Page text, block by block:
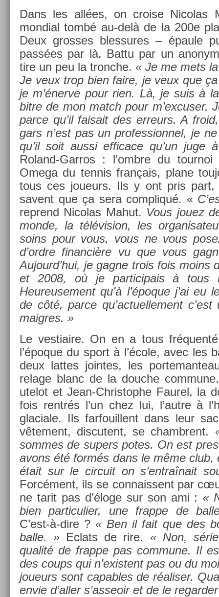
Dans les allées, on cro­ise Nicolas
mon­di­al tombé au-delà de la 200e
Deux gros­ses bles­sures – épaule
passées par là. Battu par un
tire un peu la tronche. « Je me mets
Je veux trop bien faire, je veux que
je m’énerve pour rien. Là, je suis à
bitre de mon match pour m’ex­cus­er.
parce qu’il faisait des er­reurs. A
gars n’est pas un pro­fes­sion­nel, je
qu’il soit aussi ef­ficace qu’un juge
Roland-Garros : l’ombre du
Omega du ten­nis français, plane
tous ces joueurs. Ils y ont pris part,
savent que ça sera com­pliqué. «
re­prend Nicolas Mahut. Vous jouez
monde, la télévis­ion, les
soins pour vous, vous ne vous
d’ordre fin­an­cière vu que vous
Aujourd’hui, je gagne trois fois moins
et 2008, où je par­ticipais à tous
Heureuse­ment qu’à l’époque j’ai eu
de côté, parce qu’ac­tuel­le­ment
maig­res. »
Le ves­tiaire. On en a tous
l’époque du sport à l’école, avec les
deux lat­tes join­tes, les
relage blanc de la douc­he
utelot et Jean-Christophe Faurel, la
fois rentrés l’un chez lui, l’autre à
glaciale. Ils far­fouil­lent dans leur
vête­ment, dis­cutent, se chambrent.
som­mes de super­s potes. On est
avons été formés dans le même club,
était sur le cir­cuit on s’entraînait
Forcément, ils se con­nais­sent par
ne tarit pas d’éloge sur son ami : «
bien par­ticuli­er, une frap­pe de
C’est-à-dire ? « Ben il fait que des
balle. » Ec­lats de rire. « Non,
qualité de frap­pe pas com­mune. Il
des coups qui n’exis­tent pas ou du
joueurs sont cap­ables de réalis­er.
envie d’aller s’as­seoir et de le